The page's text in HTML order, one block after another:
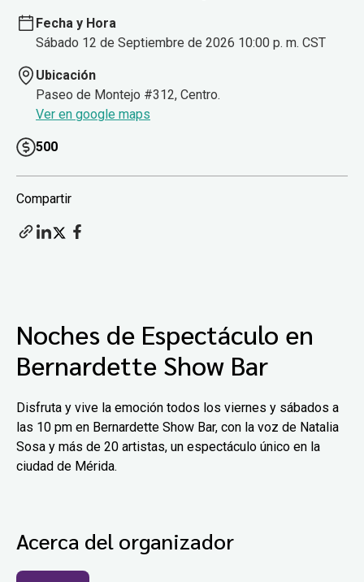
Fecha y Hora
Sábado 12 de Septiembre de 2026 10:00 p. m. CST
Ubicación
Paseo de Montejo #312, Centro.
Ver en google maps
500
Compartir
Noches de Espectáculo en
Bernardette Show Bar
Disfruta y vive la emoción todos los viernes y sábados a
las 10 pm en Bernardette Show Bar, con la voz de Natalia
Sosa y más de 20 artistas, un espectáculo único en la
ciudad de Mérida.
Acerca del organizador